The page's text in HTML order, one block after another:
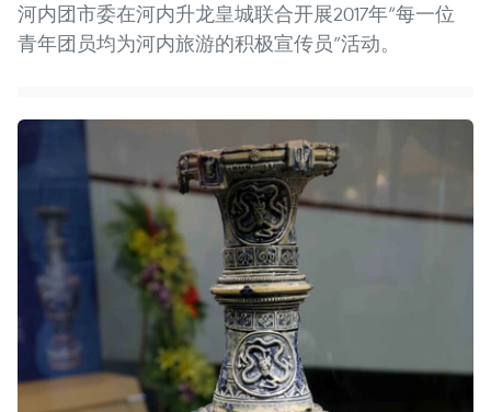
河内团市委在河内升龙皇城联合开展2017年“每一位
青年团员均为河内旅游的积极宣传员”活动。